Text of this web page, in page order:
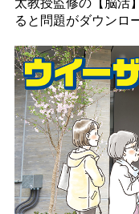
太教授監修の【脳活
ると問題がダウンロ